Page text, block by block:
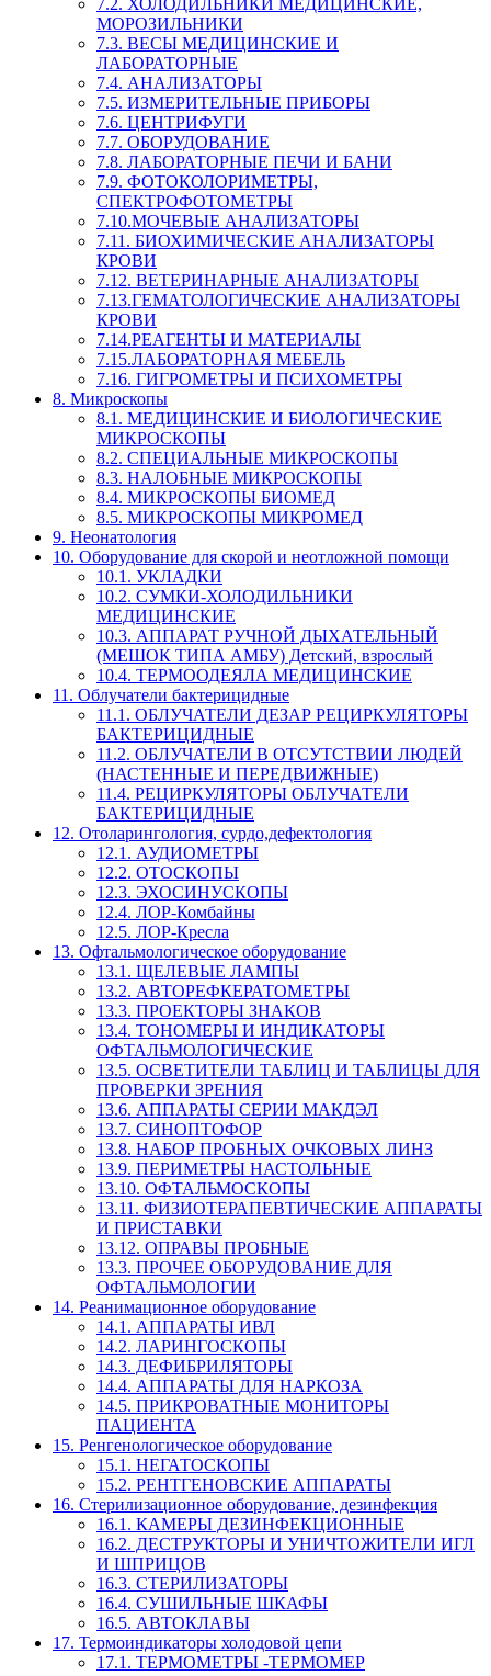
7.2. ХОЛОДИЛЬНИКИ МЕДИЦИНСКИЕ,
МОРОЗИЛЬНИКИ
7.3. ВЕСЫ МЕДИЦИНСКИЕ И
ЛАБОРАТОРНЫЕ
7.4. АНАЛИЗАТОРЫ
7.5. ИЗМЕРИТЕЛЬНЫЕ ПРИБОРЫ
7.6. ЦЕНТРИФУГИ
7.7. ОБОРУДОВАНИЕ
7.8. ЛАБОРАТОРНЫЕ ПЕЧИ И БАНИ
7.9. ФОТОКОЛОРИМЕТРЫ,
СПЕКТРОФОТОМЕТРЫ
7.10.МОЧЕВЫЕ АНАЛИЗАТОРЫ
7.11. БИОХИМИЧЕСКИЕ АНАЛИЗАТОРЫ
КРОВИ
7.12. ВЕТЕРИНАРНЫЕ АНАЛИЗАТОРЫ
7.13.ГЕМАТОЛОГИЧЕСКИЕ АНАЛИЗАТОРЫ
КРОВИ
7.14.РЕАГЕНТЫ И МАТЕРИАЛЫ
7.15.ЛАБОРАТОРНАЯ МЕБЕЛЬ
7.16. ГИГРОМЕТРЫ И ПСИХОМЕТРЫ
8. Микроскопы
8.1. МЕДИЦИНСКИЕ И БИОЛОГИЧЕСКИЕ
МИКРОСКОПЫ
8.2. СПЕЦИАЛЬНЫЕ МИКРОСКОПЫ
8.3. НАЛОБНЫЕ МИКРОСКОПЫ
8.4. МИКРОСКОПЫ БИОМЕД
8.5. МИКРОСКОПЫ МИКРОМЕД
9. Неонатология
10. Оборудование для скорой и неотложной помощи
10.1. УКЛАДКИ
10.2. СУМКИ-ХОЛОДИЛЬНИКИ
МЕДИЦИНСКИЕ
10.3. АППАРАТ РУЧНОЙ ДЫХАТЕЛЬНЫЙ
(МЕШОК ТИПА АМБУ) Детский, взрослый
10.4. ТЕРМООДЕЯЛА МЕДИЦИНСКИЕ
11. Облучатели бактерицидные
11.1. ОБЛУЧАТЕЛИ ДЕЗАР РЕЦИРКУЛЯТОРЫ
БАКТЕРИЦИДНЫЕ
11.2. ОБЛУЧАТЕЛИ В ОТСУТСТВИИ ЛЮДЕЙ
(НАСТЕННЫЕ И ПЕРЕДВИЖНЫЕ)
11.4. РЕЦИРКУЛЯТОРЫ ОБЛУЧАТЕЛИ
БАКТЕРИЦИДНЫЕ
12. Отоларингология, сурдо,дефектология
12.1. АУДИОМЕТРЫ
12.2. ОТОСКОПЫ
12.3. ЭХОСИНУСКОПЫ
12.4. ЛОР-Комбайны
12.5. ЛОР-Кресла
13. Офтальмологическое оборудование
13.1. ЩЕЛЕВЫЕ ЛАМПЫ
13.2. АВТОРЕФКЕРАТОМЕТРЫ
13.3. ПРОЕКТОРЫ ЗНАКОВ
13.4. ТОНОМЕРЫ И ИНДИКАТОРЫ
ОФТАЛЬМОЛОГИЧЕСКИЕ
13.5. ОСВЕТИТЕЛИ ТАБЛИЦ И ТАБЛИЦЫ ДЛЯ
ПРОВЕРКИ ЗРЕНИЯ
13.6. АППАРАТЫ СЕРИИ МАКДЭЛ
13.7. СИНОПТОФОР
13.8. НАБОР ПРОБНЫХ ОЧКОВЫХ ЛИНЗ
13.9. ПЕРИМЕТРЫ НАСТОЛЬНЫЕ
13.10. ОФТАЛЬМОСКОПЫ
13.11. ФИЗИОТЕРАПЕВТИЧЕСКИЕ АППАРАТЫ
И ПРИСТАВКИ
13.12. ОПРАВЫ ПРОБНЫЕ
13.3. ПРОЧЕЕ ОБОРУДОВАНИЕ ДЛЯ
ОФТАЛЬМОЛОГИИ
14. Реанимационное оборудование
14.1. АППАРАТЫ ИВЛ
14.2. ЛАРИНГОСКОПЫ
14.3. ДЕФИБРИЛЯТОРЫ
14.4. АППАРАТЫ ДЛЯ НАРКОЗА
14.5. ПРИКРОВАТНЫЕ МОНИТОРЫ
ПАЦИЕНТА
15. Ренгенологическое оборудование
15.1. НЕГАТОСКОПЫ
15.2. РЕНТГЕНОВСКИЕ АППАРАТЫ
16. Стерилизационное оборудование, дезинфекция
16.1. КАМЕРЫ ДЕЗИНФЕКЦИОННЫЕ
16.2. ДЕСТРУКТОРЫ И УНИЧТОЖИТЕЛИ ИГЛ
И ШПРИЦОВ
16.3. СТЕРИЛИЗАТОРЫ
16.4. СУШИЛЬНЫЕ ШКАФЫ
16.5. АВТОКЛАВЫ
17. Термоиндикаторы холодовой цепи
17.1. ТЕРМОМЕТРЫ -ТЕРМОМЕР